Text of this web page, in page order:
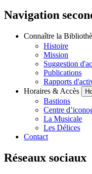
Navigation
Connaître la
Histoire
Mission
Suggestion
Publications
Rapports
Horaires & Accès
Bastions
Centre
La Musicale
Les Délices
Contact
Réseaux sociaux